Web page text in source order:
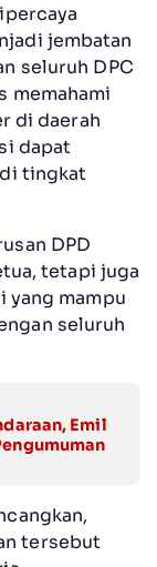
jembatan
seluruh DPC
memahami
di daerah
dapat
tingkat
DPD
tetapi juga
mampu
seluruh
Emil
tersebut